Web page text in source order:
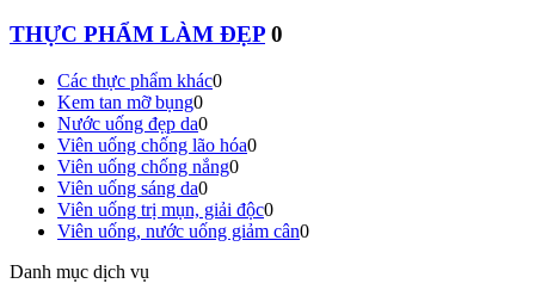
THỰC PHẨM LÀM ĐẸP 0
Các thực phẩm khác0
Kem tan mỡ bụng0
Nước uống đẹp da0
Viên uống chống lão hóa0
Viên uống chống nắng0
Viên uống sáng da0
Viên uống trị mụn, giải độc0
Viên uống, nước uống giảm cân0
Danh mục dịch vụ